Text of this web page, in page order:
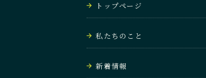
トップページ
私たちのこと
新着情報